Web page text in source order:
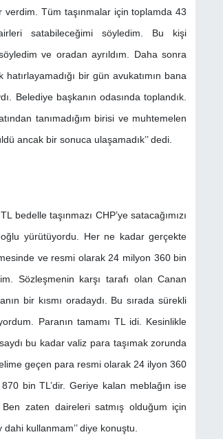
verdim. Tüm taşınmalar için toplamda 43
satabileceğimi söyledim. Bu kişi
ve oradan ayrıldım. Daha sonra
bir gün avukatımın bana
Belediye başkanın odasında toplandık.
tanımadığım birisi ve muhtemelen
ancak bir sonuca ulaşamadık’’ dedi.
bedelle taşınmazı CHP’ye satacağımızı
yürütüyordu. Her ne kadar gerçekte
ve resmi olarak 24 milyon 360 bin
Sözleşmenin karşı tarafı olan Canan
bir kısmı oradaydı. Bu sırada sürekli
Paranın tamamı TL idi. Kesinlikle
bu kadar valiz para taşımak zorunda
geçen para resmi olarak 24 ilyon 360
bin TL’dir. Geriye kalan meblağın ise
zaten daireleri satmış olduğum için
kullanmam’’ diye konuştu.